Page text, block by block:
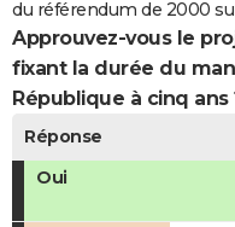
du référendum de 2000
Approuvez-vous le
fixant la durée du
République à cinq ans
Réponse
Oui